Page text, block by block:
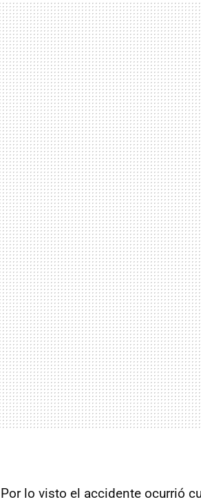
Por lo visto el accidente ocurrió